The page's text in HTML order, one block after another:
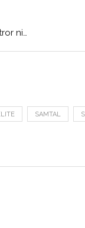
ni…
SAMTAL